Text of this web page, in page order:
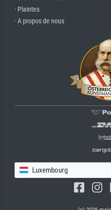
· Plaintes
· A propos de nous
Luxembourg